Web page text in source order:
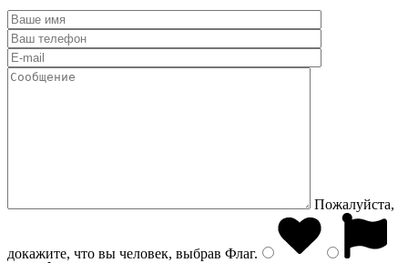
Пожалуйста,
докажите, что вы человек, выбрав Флаг.